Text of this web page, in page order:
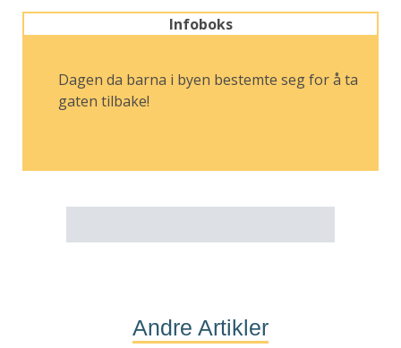
Infoboks
Dagen da barna i byen bestemte seg for å ta
gaten tilbake!
Andre Artikler